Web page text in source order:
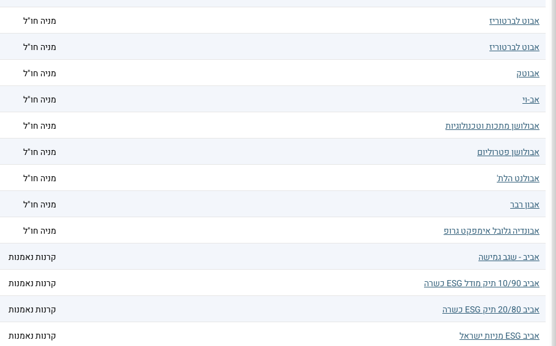
אבוט לברטוריז מניה חו"ל
אבוט לברטוריז מניה חו"ל
אבוטק מניה חו"ל
אב-וי מניה חו"ל
אבולושן מתכות וטכנולוגיות מניה חו"ל
אבולושן פטרוליום מניה חו"ל
אבולנט הלת' מניה חו"ל
אבון רבר מניה חו"ל
אבונדיה גלובל אימפקט גרופ מניה חו"ל
אביב - שגב גמישה קרנות נאמנות
אביב 10/90 תיק מודל ESG כשרה קרנות נאמנות
אביב 20/80 תיק ESG כשרה קרנות נאמנות
אביב ESG מניות ישראל קרנות נאמנות